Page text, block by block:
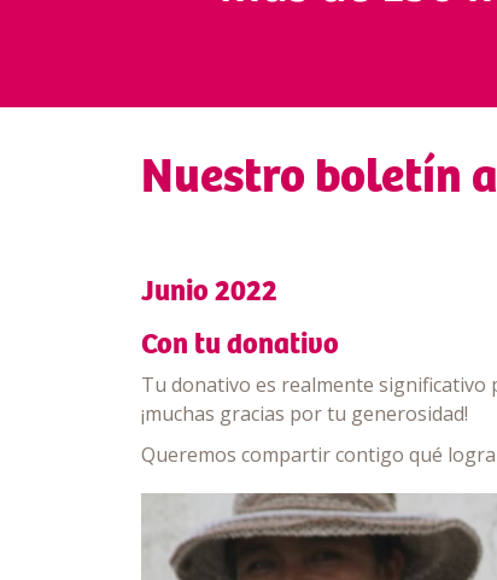
Nuestro boletín
Junio 2022
Con tu donativo
Tu donativo es realmente
¡muchas gracias por tu generosidad!
Queremos compartir contigo qué